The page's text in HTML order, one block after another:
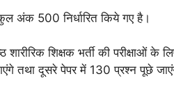
अंक 500 निर्धारित किये गए है।
शारीरिक शिक्षक भर्ती की परीक्षाओं
तथा दूसरे पेपर में 130 प्रश्न पूछे